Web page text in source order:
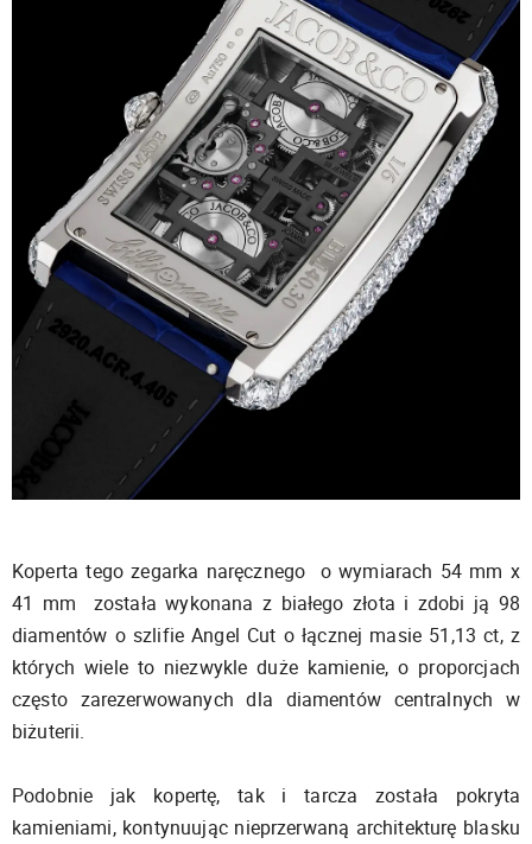
Koperta tego zegarka naręcznego o wymiarach 54 mm x
41 mm została wykonana z białego złota i zdobi ją 98
diamentów o szlifie Angel Cut o łącznej masie 51,13 ct, z
których wiele to niezwykle duże kamienie, o proporcjach
często zarezerwowanych dla diamentów centralnych w
biżuterii.
Podobnie jak kopertę, tak i tarcza została pokryta
kamieniami, kontynuując nieprzerwaną architekturę blasku